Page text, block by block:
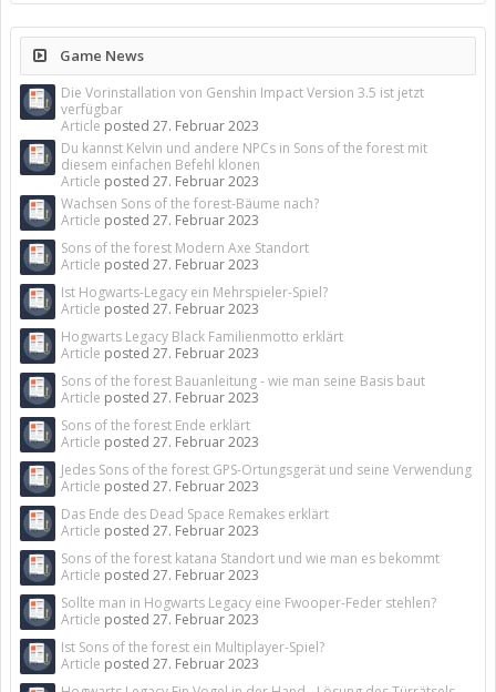
Game News
Die Vorinstallation von Genshin Impact Version 3.5 ist jetzt
verfügbar
Article posted 27. Februar 2023
Du kannst Kelvin und andere NPCs in Sons of the forest mit
diesem einfachen Befehl klonen
Article posted 27. Februar 2023
Wachsen Sons of the forest-Bäume nach?
Article posted 27. Februar 2023
Sons of the forest Modern Axe Standort
Article posted 27. Februar 2023
Ist Hogwarts-Legacy ein Mehrspieler-Spiel?
Article posted 27. Februar 2023
Hogwarts Legacy Black Familienmotto erklärt
Article posted 27. Februar 2023
Sons of the forest Bauanleitung - wie man seine Basis baut
Article posted 27. Februar 2023
Sons of the forest Ende erklärt
Article posted 27. Februar 2023
Jedes Sons of the forest GPS-Ortungsgerät und seine Verwendung
Article posted 27. Februar 2023
Das Ende des Dead Space Remakes erklärt
Article posted 27. Februar 2023
Sons of the forest katana Standort und wie man es bekommt
Article posted 27. Februar 2023
Sollte man in Hogwarts Legacy eine Fwooper-Feder stehlen?
Article posted 27. Februar 2023
Ist Sons of the forest ein Multiplayer-Spiel?
Article posted 27. Februar 2023